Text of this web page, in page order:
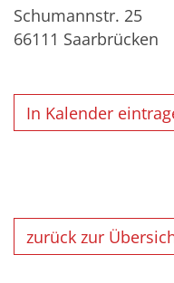
Schumannstr. 25
66111 Saarbrücken
In Kalender
zurück zur